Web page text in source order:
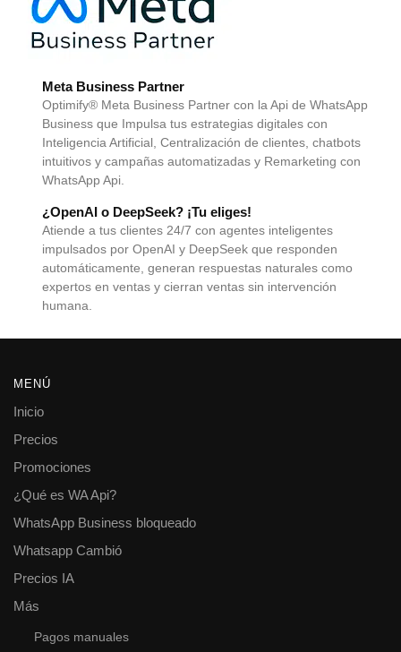
Meta Business Partner
Optimify® Meta Business Partner con la Api de WhatsApp
Business que Impulsa tus estrategias digitales con
Inteligencia Artificial, Centralización de clientes, chatbots
intuitivos y campañas automatizadas y Remarketing con
WhatsApp Api.
¿OpenAI o DeepSeek? ¡Tu eliges!
Atiende a tus clientes 24/7 con agentes inteligentes
impulsados por OpenAI y DeepSeek que responden
automáticamente, generan respuestas naturales como
expertos en ventas y cierran ventas sin intervención
humana.
MENÚ
Inicio
Precios
Promociones
¿Qué es WA Api?
WhatsApp Business bloqueado
Whatsapp Cambió
Precios IA
Más
Pagos manuales